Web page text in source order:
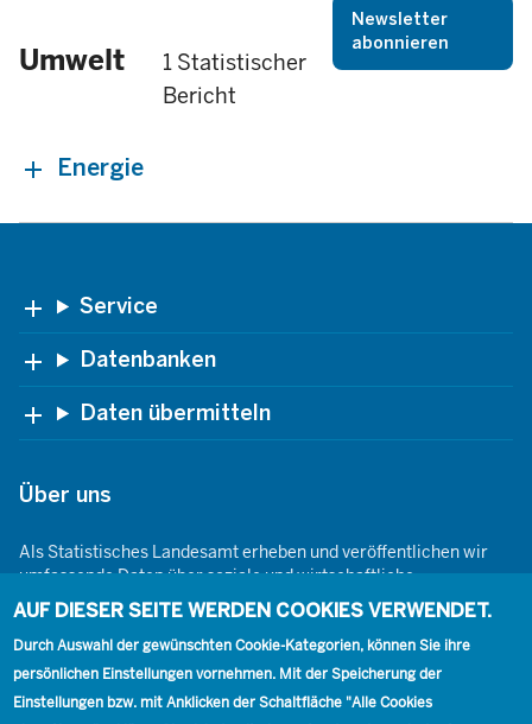
Umwelt
1 Statistischer
Bericht
Newsletter
abonnieren
Energie
Footer Service
Datenbanken
Daten übermitteln
Über uns
Als Statistisches Landesamt erheben und veröffentlichen wir
umfassende Daten über soziale und wirtschaftliche
Gegebenheiten. Dabei sind wir den Grundsätzen der Neutralität,
Objektivität, wissenschaftlichen Unabhängigkeit und der
statistischen Geheimhaltung verpflichtet.
AUF DIESER SEITE WERDEN COOKIES VERWENDET.
Durch Auswahl der gewünschten Cookie-Kategorien, können Sie ihre
persönlichen Einstellungen vornehmen. Mit der Speicherung der
Einstellungen bzw. mit Anklicken der Schaltfläche "Alle Cookies